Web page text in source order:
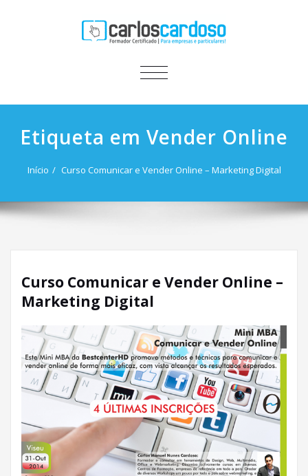
ALTERNAR
Etiqueta em Vender Online
Início Curso Comunicar e Vender Online – Marketing Digital
Curso Comunicar e Vender Online –
Marketing Digital